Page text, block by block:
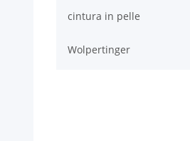
cintura in pelle
Wolpertinger